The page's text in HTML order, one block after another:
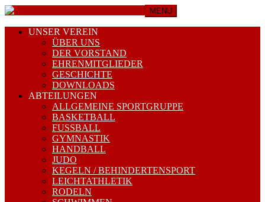
MENU
UNSER VEREIN
ÜBER UNS
DER VORSTAND
EHRENMITGLIEDER
GESCHICHTE
DOWNLOADS
ABTEILUNGEN
ALLGEMEINE SPORTGRUPPE
BASKETBALL
FUSSBALL
GYMNASTIK
HANDBALL
JUDO
KEGELN / BEHINDERTENSPORT
LEICHTATHLETIK
RODELN